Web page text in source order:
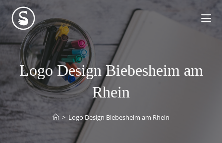
Logo Design Biebesheim am
Rhein
> Logo Design Biebesheim am Rhein